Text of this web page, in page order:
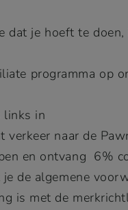
dat je hoeft te
programma op
links in
verkeer naar de
en ontvang 6%
de algemene
is met de